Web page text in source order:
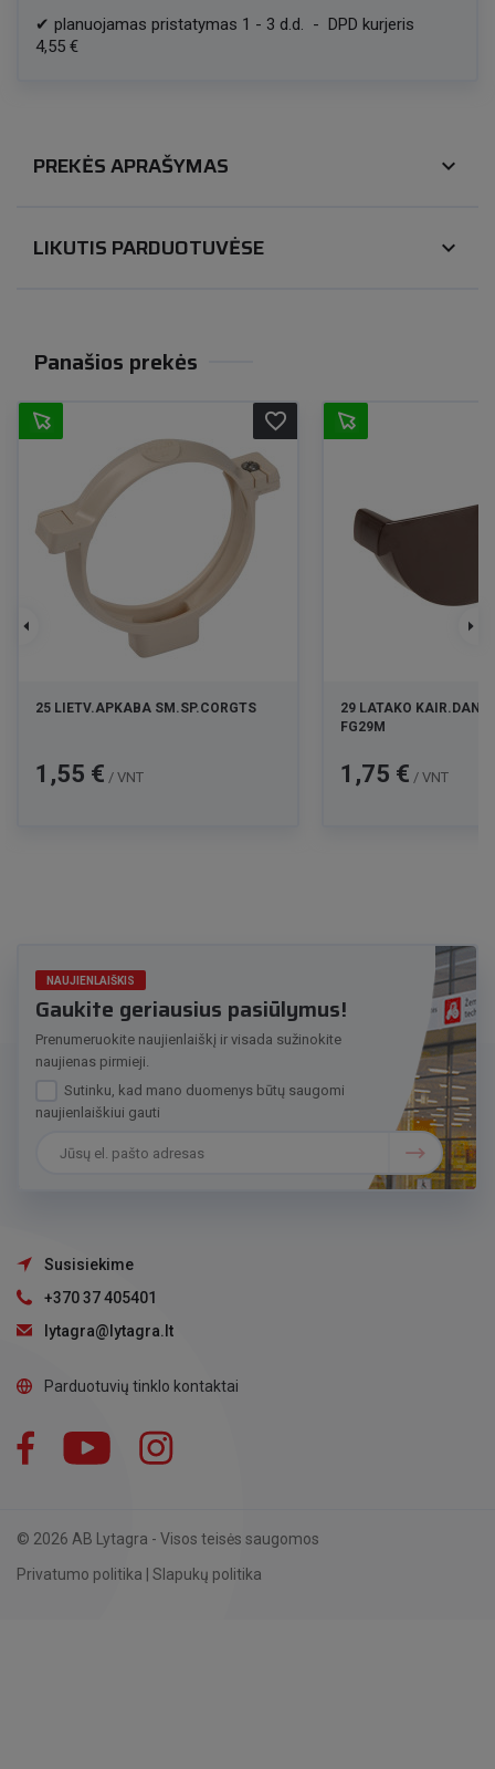
✔ planuojamas pristatymas 1 - 3 d.d. - DPD kurjeris
4,55 €
PREKĖS APRAŠYMAS expand_more
LIKUTIS PARDUOTUVĖSE expand_more
Panašios prekės
25 LIETV.APKABA SM.SP.CORGTS
Kaina
1,55 € / VNT
favorite_border
29 LATAKO
FG29M
Kaina
1,75 € / VNT
NAUJIENLAIŠKIS
Gaukite geriausius pasiūlymus!
Prenumeruokite naujienlaiškį ir visada sužinokite
naujienas pirmieji.
Sutinku, kad mano duomenys būtų saugomi
naujienlaiškiui gauti
Susisiekime
+370 37 405401
lytagra@lytagra.lt
Parduotuvių tinklo kontaktai
Facebook YouTube
© 2026 AB Lytagra - Visos teisės saugomos
Privatumo politika
Slapukų politika